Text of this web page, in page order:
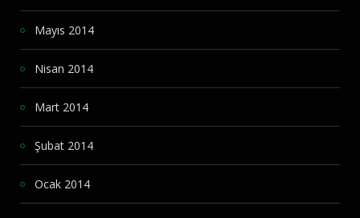
Mayıs 2014
Nisan 2014
Mart 2014
Şubat 2014
Ocak 2014